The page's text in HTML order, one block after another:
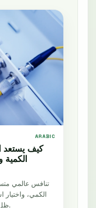
ARABIC
كيف يستعد
الكمية
تنافس عالمي
الكمي، واختيار
ظل تهديدات تتطور بسرعة كبيرة.